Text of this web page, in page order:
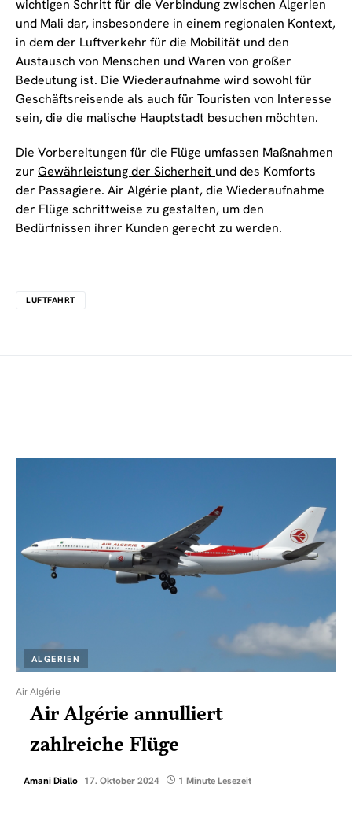
wichtigen Schritt für die Verbindung zwischen Algerien
und Mali dar, insbesondere in einem regionalen Kontext,
in dem der Luftverkehr für die Mobilität und den
Austausch von Menschen und Waren von großer
Bedeutung ist. Die Wiederaufnahme wird sowohl für
Geschäftsreisende als auch für Touristen von Interesse
sein, die die malische Hauptstadt besuchen möchten.
Die Vorbereitungen für die Flüge umfassen Maßnahmen
zur Gewährleistung der Sicherheit und des Komforts
der Passagiere. Air Algérie plant, die Wiederaufnahme
der Flüge schrittweise zu gestalten, um den
Bedürfnissen ihrer Kunden gerecht zu werden.
LUFTFAHRT
Air Algérie
ALGERIEN
Air Algérie annulliert
zahlreiche Flüge
Amani Diallo 17. Oktober 2024 1 Minute Lesezeit